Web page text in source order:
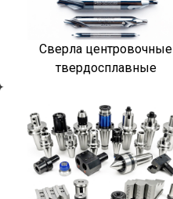
Сверла центровочные
твердосплавные